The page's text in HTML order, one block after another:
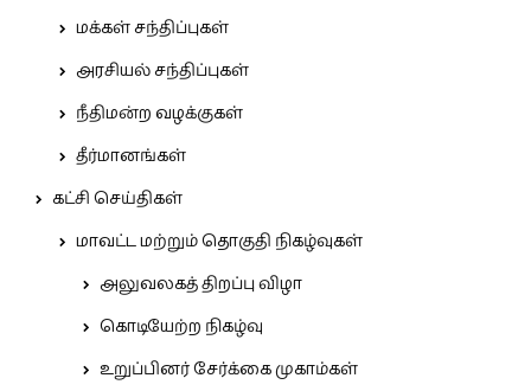
மக்கள் சந்திப்புகள்
அரசியல் சந்திப்புகள்
நீதிமன்ற வழக்குகள்
தீர்மானங்கள்
கட்சி செய்திகள்
மாவட்ட மற்றும் தொகுதி நிகழ்வுகள்
அலுவலகத் திறப்பு விழா
கொடியேற்ற நிகழ்வு
உறுப்பினர் சேர்க்கை முகாம்கள்